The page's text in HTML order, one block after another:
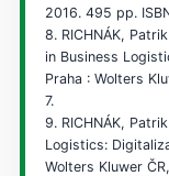
2016. 495 pp.
8. RICHNÁK,
in Business
Praha : Wolters
7.
9. RICHNÁK,
Logistics:
Wolters Kluwer